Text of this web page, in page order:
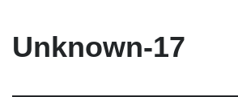
Unknown-17